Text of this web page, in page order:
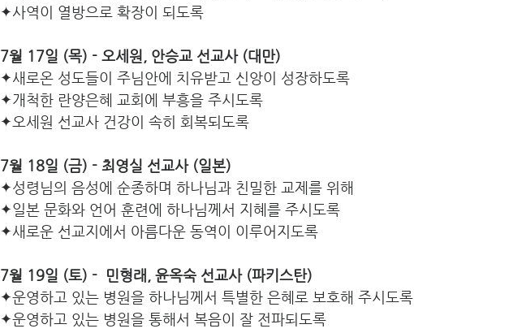
✦사역이 열방으로 확장이 되도록
7월 17일 (목) - 오세원, 안승교 선교사 (대만)
✦새로온 성도들이 주님안에 치유받고 신앙이 성장하도록
✦개척한 란양은혜 교회에 부흥을 주시도록
✦오세원 선교사 건강이 속히 회복되도록
7월 18일 (금) - 최영실 선교사 (일본)
✦성령님의 음성에 순종하며 하나님과 친밀한 교제를 위해
✦일본 문화와 언어 훈련에 하나님께서 지혜를 주시도록
✦새로운 선교지에서 아름다운 동역이 이루어지도록
7월 19일 (토) -  민형래, 윤옥숙 선교사 (파키스탄)
✦운영하고 있는 병원을 하나님께서 특별한 은혜로 보호해 주시도록
✦운영하고 있는 병원을 통해서 복음이 잘 전파되도록